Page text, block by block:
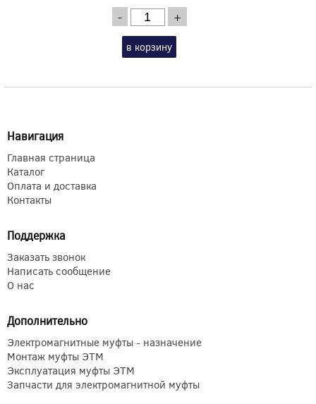
- +
в корзину
Навигация
Главная страница
Каталог
Оплата и доставка
Контакты
Поддержка
Заказать звонок
Написать сообщение
О нас
Дополнительно
Электромагнитные муфты - назначение
Монтаж муфты ЭТМ
Эксплуатация муфты ЭТМ
Запчасти для электромагнитной муфты